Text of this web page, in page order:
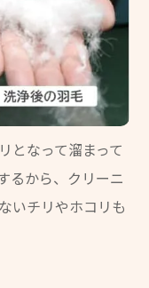
となって溜まって
るから、クリーニ
いチリやホコリも